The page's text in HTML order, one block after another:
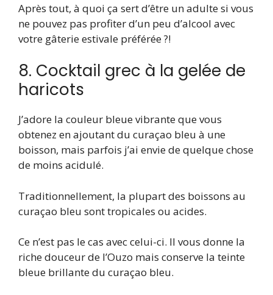
Après tout, à quoi ça sert d’être un adulte si vous
ne pouvez pas profiter d’un peu d’alcool avec
votre gâterie estivale préférée ?!
8. Cocktail grec à la gelée de
haricots
J’adore la couleur bleue vibrante que vous
obtenez en ajoutant du curaçao bleu à une
boisson, mais parfois j’ai envie de quelque chose
de moins acidulé.
Traditionnellement, la plupart des boissons au
curaçao bleu sont tropicales ou acides.
Ce n’est pas le cas avec celui-ci. Il vous donne la
riche douceur de l’Ouzo mais conserve la teinte
bleue brillante du curaçao bleu.